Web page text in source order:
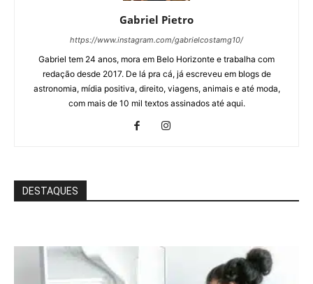
Gabriel Pietro
https://www.instagram.com/gabrielcostamg10/
Gabriel tem 24 anos, mora em Belo Horizonte e trabalha com
redação desde 2017. De lá pra cá, já escreveu em blogs de
astronomia, mídia positiva, direito, viagens, animais e até moda,
com mais de 10 mil textos assinados até aqui.
DESTAQUES